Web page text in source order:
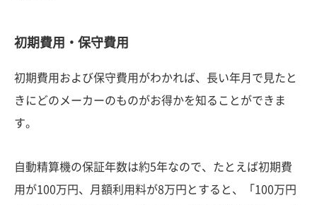
初期費用・保守費用
初期費用および保守費用がわかれば、長い年月で見たと
きにどのメーカーのものがお得かを知ることができま
す。
自動精算機の保証年数は約5年なので、たとえば初期費
用が100万円、月額利用料が8万円とすると、「100万円